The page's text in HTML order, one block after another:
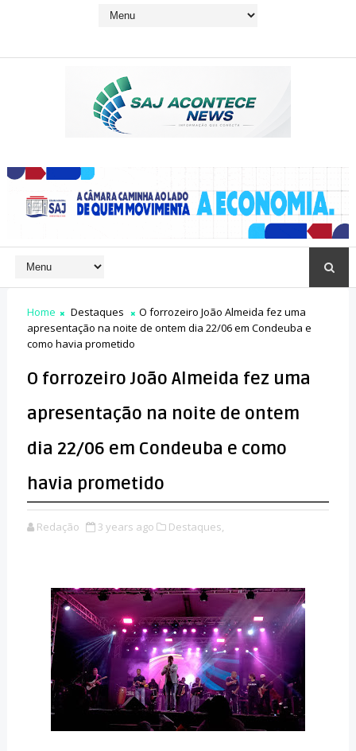
Home Destaques
O forrozeiro João Almeida fez uma
apresentação na noite de ontem dia 22/06 em Condeuba e
como havia prometido
O forrozeiro João Almeida fez uma
apresentação na noite de ontem
dia 22/06 em Condeuba e como
havia prometido
Redação 3 years ago Destaques,